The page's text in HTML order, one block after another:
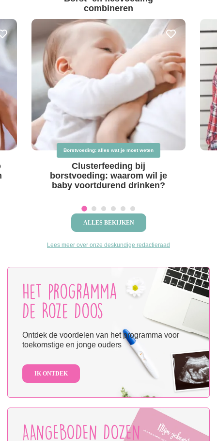
combineren
Borstvoeding: alles wat je moet weten
Clusterfeeding bij
borstvoeding: waarom wil je
baby voortdurend drinken?
ALLES BEKIJKEN
Lees meer over onze deskundige redactieraad
Het programma
De Roze Doos
Ontdek de voordelen van het programma voor
toekomstige en jonge ouders
IK ONTDEK
AANGEBODEN DOZEN